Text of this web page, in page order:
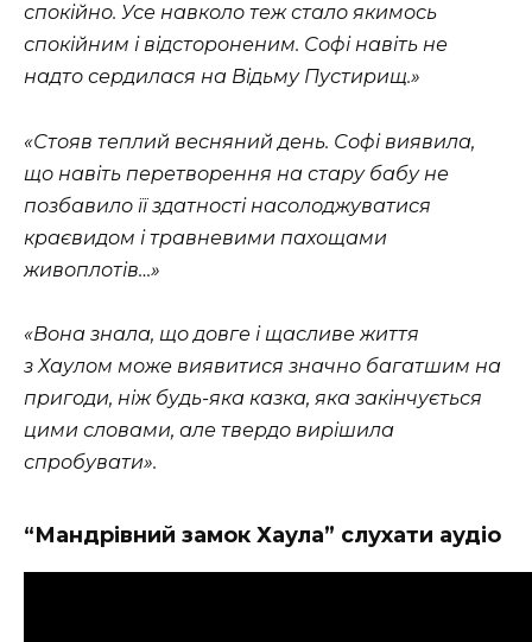
спокійно. Усе навколо теж стало якимось
спокійним і відстороненим. Софі навіть не
надто сердилася на Відьму Пустирищ.»
«Стояв теплий весняний день. Софі виявила,
що навіть перетворення на стару бабу не
позбавило її здатності насолоджуватися
краєвидом і травневими пахощами
живоплотів…»
«Вона знала, що довге і щасливе життя
з Хаулом може виявитися значно багатшим на
пригоди, ніж будь-яка казка, яка закінчується
цими словами, але твердо вирішила
спробувати».
“Мандрівний замок Хаула” слухати аудіо